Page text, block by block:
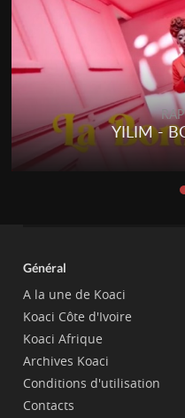
YILIM -
Général
A la une de Koaci
Koaci Côte d'Ivoire
Koaci Afrique
Archives Koaci
Conditions d'utilisation
Contacts